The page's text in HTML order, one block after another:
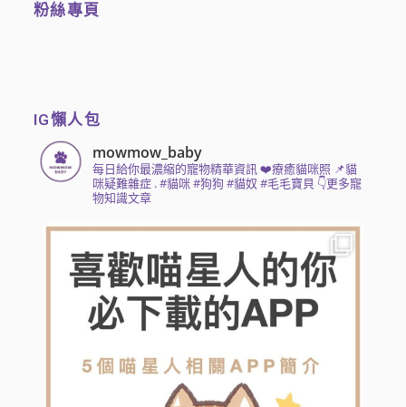
粉絲專頁
IG懶人包
mowmow_baby
每日給你最濃縮的寵物精華資訊❤️療癒貓咪照 📌貓
咪疑難雜症.#貓咪 #狗狗 #貓奴 #毛毛寶貝 👇更多寵
物知識文章